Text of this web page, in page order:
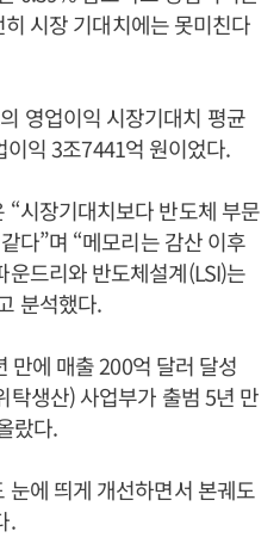
시장 기대치에는 못미친다
영업이익 시장기대치 평균
익 3조7441억 원이었다.
시장기대치보다 반도체 부문
다”며 “메모리는 감산 이후
드리와 반도체설계(LSI)는
분석했다.
에 매출 200억 달러 달성
탁생산) 사업부가 출범 5년 만
랐다.
에 띄게 개선하면서 본궤도
.